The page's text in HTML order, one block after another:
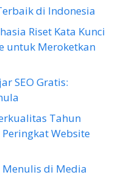
di Indonesia
Riset Kata Kunci
untuk Meroketkan
SEO Gratis:
Tahun
Website
Menulis di Media